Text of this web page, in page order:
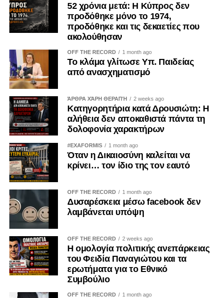
52 χρόνια μετά: Η Κύπρος δεν
προδόθηκε μόνο το 1974,
προδόθηκε και τις δεκαετίες που
ακολούθησαν
OFF THE RECORD 1 month ago
Το κλάμα γλίτωσε Υπ. Παιδείας
από ανασχηματισμό
ΆΡΘΡΑ ΧΆΡΗ ΘΕΡΑΠΉ 2 weeks ago
Κατηγορητήρια κατά Δρουσιώτη: Η
αλήθεια δεν αποκαθιστά πάντα τη
δολοφονία χαρακτήρων
#EXAFORMIS 1 month ago
Όταν η Δικαιοσύνη καλείται να
κρίνει… τον ίδιο της τον εαυτό
OFF THE RECORD 1 month ago
Δυσαρέσκεια μέσω facebook δεν
λαμβάνεται υπόψη
OFF THE RECORD 2 weeks ago
Η ομολογία πολιτικής ανεπάρκειας
του Φειδία Παναγιώτου και τα
ερωτήματα για το Εθνικό
Συμβούλιο
OFF THE RECORD 1 month ago